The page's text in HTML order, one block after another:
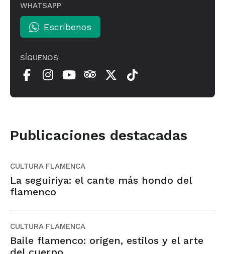
WHATSAPP
Escríbenos
SÍGUENOS
Publicaciones destacadas
CULTURA FLAMENCA
La seguiriya: el cante más hondo del
flamenco
CULTURA FLAMENCA
Baile flamenco: origen, estilos y el arte